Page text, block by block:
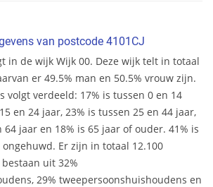
van postcode 4101CJ
in de wijk Wijk 00. Deze wijk telt in totaal
er 49.5% man en 50.5% vrouw zijn.
volgt verdeeld: 17% is tussen 0 en 14
en 24 jaar, 23% is tussen 25 en 44 jaar,
64 jaar en 18% is 65 jaar of ouder. 41% is
Er zijn in totaal 12.100
uit 32%
29% tweepersoonshuishoudens en